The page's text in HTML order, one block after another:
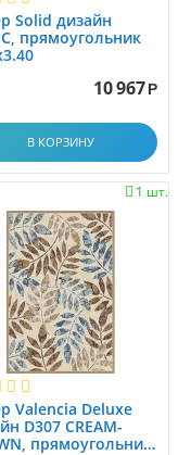
Solid дизайн
прямоугольник
10 967 Р
В КОРЗИНУ
1 шт.

Valencia Deluxe
D307 CREAM-
прямоугольник